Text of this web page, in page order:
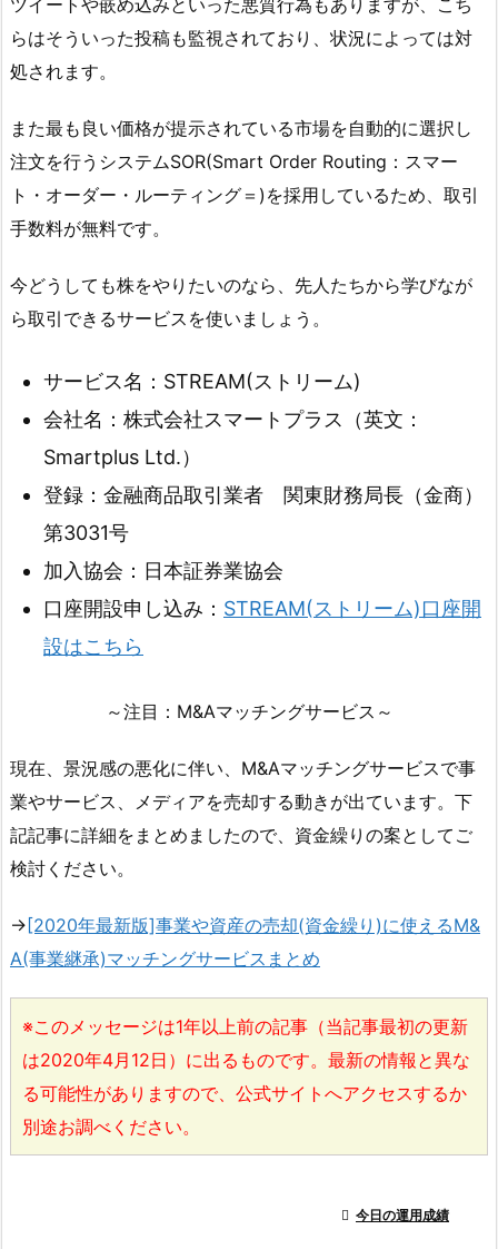
ツイートや嵌め込みといった悪質行為もありますが、こち
らはそういった投稿も監視されており、状況によっては対
処されます。
また最も良い価格が提示されている市場を自動的に選択し
注文を行うシステムSOR(Smart Order Routing：スマー
ト・オーダー・ルーティング＝)を採用しているため、取引
手数料が無料です。
今どうしても株をやりたいのなら、先人たちから学びなが
ら取引できるサービスを使いましょう。
サービス名：STREAM(ストリーム)
会社名：株式会社スマートプラス（英文：
Smartplus Ltd.）
登録：金融商品取引業者 関東財務局長（金商）
第3031号
加入協会：日本証券業協会
口座開設申し込み： STREAM(ストリーム)口座開
設はこちら
～注目：M&Aマッチングサービス～
現在、景況感の悪化に伴い、M&Aマッチングサービスで事
業やサービス、メディアを売却する動きが出ています。下
記記事に詳細をまとめましたので、資金繰りの案としてご
検討ください。
→[2020年最新版]事業や資産の売却(資金繰り)に使えるM&
A(事業継承)マッチングサービスまとめ
※このメッセージは1年以上前の記事（当記事最初の更新
は2020年4月12日）に出るものです。最新の情報と異な
る可能性がありますので、公式サイトへアクセスするか
別途お調べください。
 今日の運用成績